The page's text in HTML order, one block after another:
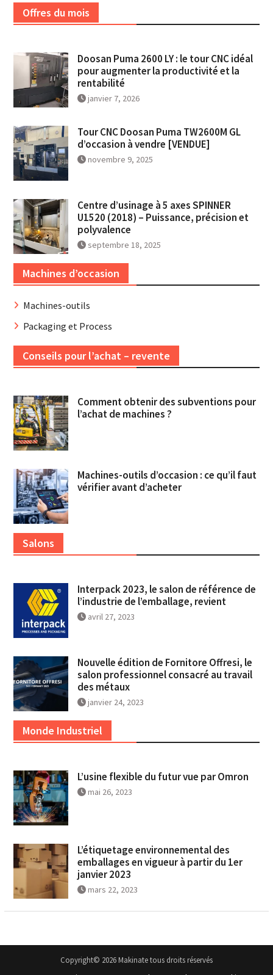
Offres du mois
Doosan Puma 2600 LY : le tour CNC idéal
pour augmenter la productivité et la
rentabilité
janvier 7, 2026
Tour CNC Doosan Puma TW2600M GL
d’occasion à vendre [VENDUE]
novembre 9, 2025
Centre d’usinage à 5 axes SPINNER
U1520 (2018) – Puissance, précision et
polyvalence
septembre 18, 2025
Machines d’occasion
Machines-outils
Packaging et Process
Conseils pour l’achat – revente
Comment obtenir des subventions pour
l’achat de machines ?
Machines-outils d’occasion : ce qu’il faut
vérifier avant d’acheter
Salons
Interpack 2023, le salon de référence de
l’industrie de l’emballage, revient
avril 27, 2023
Nouvelle édition de Fornitore Offresi, le
salon professionnel consacré au travail
des métaux
janvier 24, 2023
Monde Industriel
L’usine flexible du futur vue par Omron
mai 26, 2023
L’étiquetage environnemental des
emballages en vigueur à partir du 1er
janvier 2023
mars 22, 2023
Copyright© 2026 Makinate tous droits réservés